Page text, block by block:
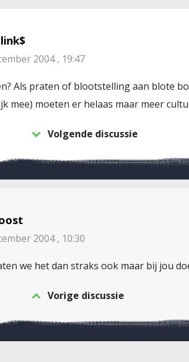
2004 , 19:47
Als praten of blootstelling aan blote
mee) moeten er helaas maar meer
Volgende discussie
2004 , 10:30
we het dan straks ook maar bij jou
Vorige discussie